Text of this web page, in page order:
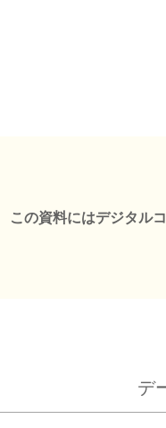
この資料にはデジタル
デ